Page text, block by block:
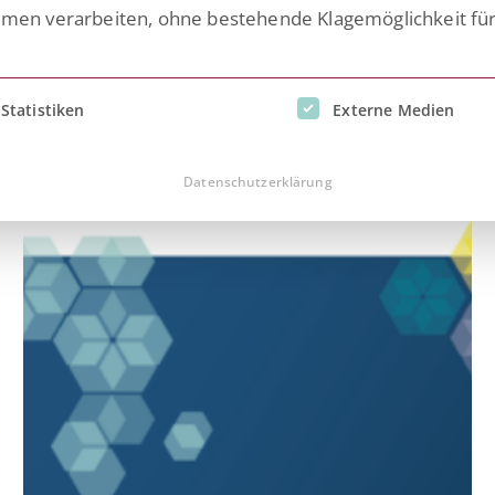
verarbeiten, ohne bestehende Klagemöglichkeit für
erteilt werden kann. Die erste Service-Gruppe
Statistiken Externe Medien
Datenschutzerklärung